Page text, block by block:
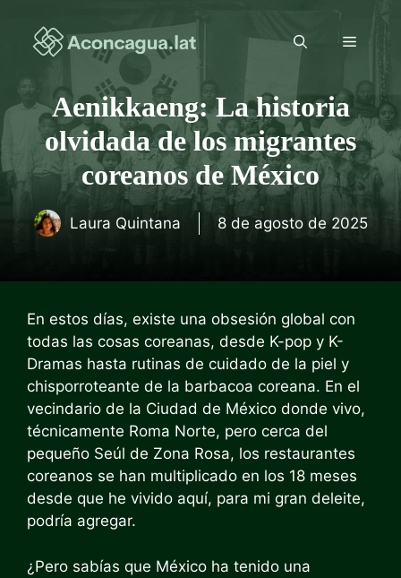
contenido
Menú
Aenikkaeng: La historia
olvidada de los migrantes
coreanos de México
Laura Quintana 8 de agosto de 2025
En estos días, existe una obsesión global con
todas las cosas coreanas, desde K-pop y K-
Dramas hasta rutinas de cuidado de la piel y
chisporroteante de la barbacoa coreana. En el
vecindario de la Ciudad de México donde vivo,
técnicamente Roma Norte, pero cerca del
pequeño Seúl de Zona Rosa, los restaurantes
coreanos se han multiplicado en los 18 meses
desde que he vivido aquí, para mi gran deleite,
podría agregar.
¿Pero sabías que México ha tenido una